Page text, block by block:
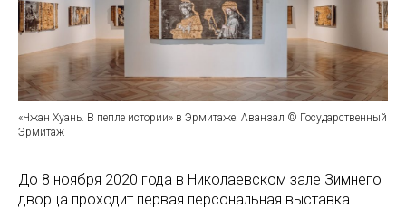
«Чжан Хуань. В пепле истории» в Эрмитаже. Аванзал © Государственный
Эрмитаж
До 8 ноября 2020 года в Николаевском зале Зимнего
дворца проходит первая персональная выставка